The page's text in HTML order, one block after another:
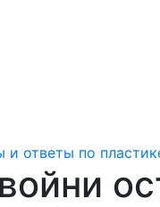
и ответы по